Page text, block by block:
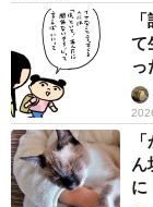
て
っ
に